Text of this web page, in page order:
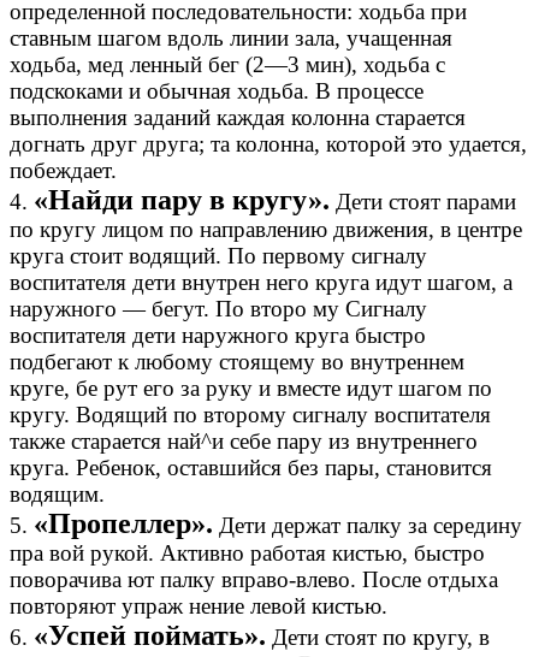
определенной последовательности: ходьба при
ставным шагом вдоль линии зала, учащенная
ходьба, мед ленный бег (2—3 мин), ходьба с
подскоками и обычная ходьба. В процессе
выполнения заданий каждая колонна старается
догнать друг друга; та колонна, которой это удается,
побеждает.
4. «Найди пару в кругу». Дети стоят парами
по кругу лицом по направлению движения, в центре
круга стоит водящий. По первому сигналу
воспитателя дети внутрен него круга идут шагом, а
наружного — бегут. По второ му Сигналу
воспитателя дети наружного круга быстро
подбегают к любому стоящему во внутреннем
круге, бе рут его за руку и вместе идут шагом по
кругу. Водящий по второму сигналу воспитателя
также старается най^и себе пару из внутреннего
круга. Ребенок, оставшийся без пары, становится
водящим.
5. «Пропеллер». Дети держат палку за середину
пра вой рукой. Активно работая кистью, быстро
поворачива ют палку вправо-влево. После отдыха
повторяют упраж нение левой кистью.
6. «Успей поймать». Дети стоят по кругу, в